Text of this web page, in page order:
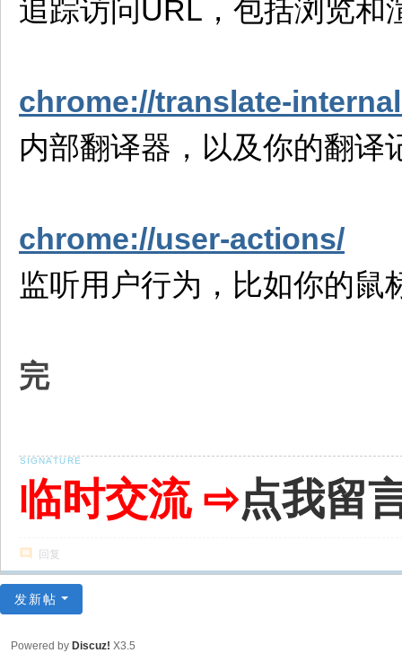
追踪访问URL，包括浏览和
chrome://translate-
内部翻译器，以及你的翻译
chrome://user-actions/
监听用户行为，比如你的鼠
完
临时交流 ⇨点我留
回复
发新帖
Powered by Discuz! X3.5